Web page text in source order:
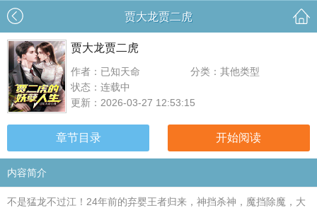
贾大龙贾二虎
贾大龙贾二虎
作者：已知天命
分类：其他类型
状态：连载中
更新：2026-03-27 12:53:15
章节目录 开始阅读
内容简介
不是猛龙不过江！24年前的弃婴王者归来，神挡杀神，魔挡除魔，大